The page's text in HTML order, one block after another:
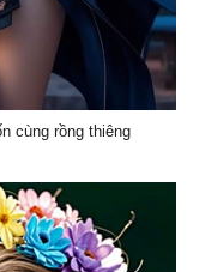
cùng rồng thiêng